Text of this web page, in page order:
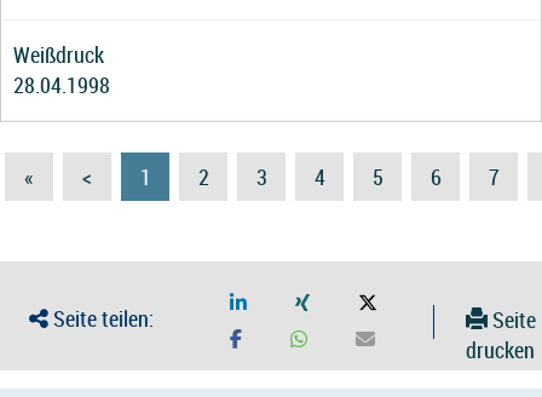
Weißdruck
28.04.1998
« < 1 2 3 4 5 6 7
Seite teilen:
Seite
drucken